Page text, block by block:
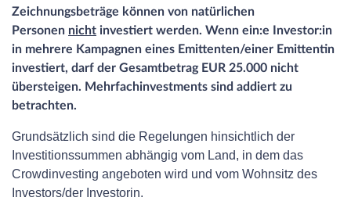
Zeichnungsbeträge können von natürlichen
Personen nicht investiert werden. Wenn ein:e Investor:in
in mehrere Kampagnen eines Emittenten/einer Emittentin
investiert, darf der Gesamtbetrag EUR 25.000 nicht
übersteigen. Mehrfachinvestments sind addiert zu
betrachten.
Grundsätzlich sind die Regelungen hinsichtlich der
Investitionssummen abhängig vom Land, in dem das
Crowdinvesting angeboten wird und vom Wohnsitz des
Investors/der Investorin.